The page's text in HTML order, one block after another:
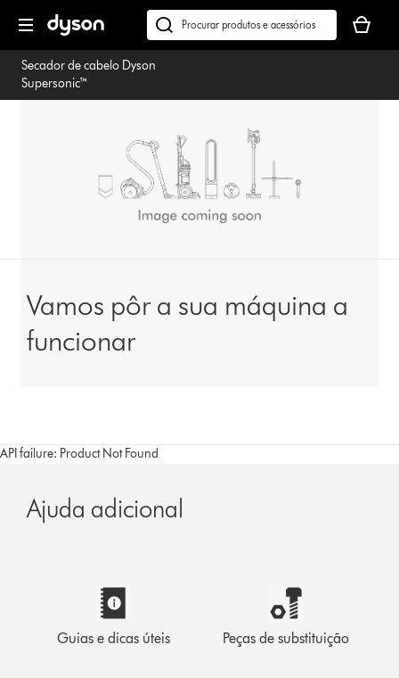
seguinte
Pesquisar
em
dyson.pt
seu
cesto
Secador de cabelo Dyson
Supersonic™
Vamos pôr a sua máquina a
funcionar
API failure: Product Not Found
Ajuda adicional
Guias e dicas úteis Peças de substituição